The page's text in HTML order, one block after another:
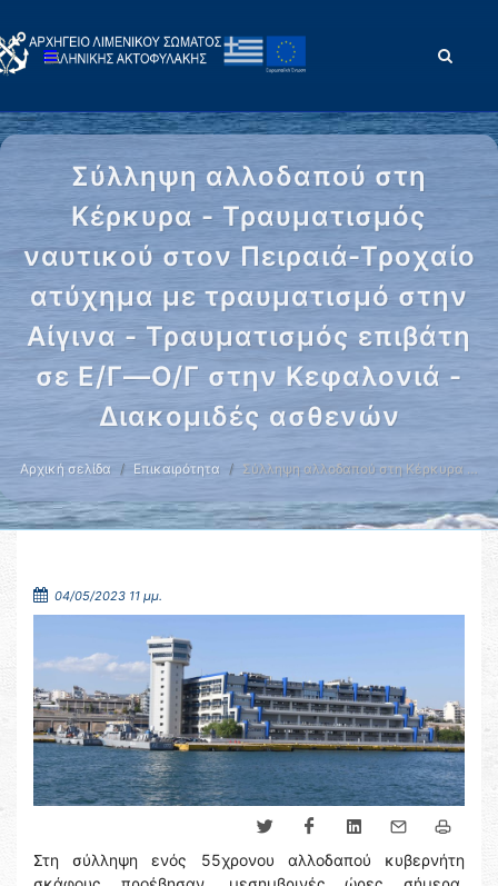
Σύλληψη αλλοδαπού στη
Κέρκυρα - Τραυματισμός
ναυτικού στον Πειραιά-Τροχαίο
ατύχημα με τραυματισμό στην
Αίγινα - Τραυματισμός επιβάτη
σε Ε/Γ—Ο/Γ στην Κεφαλονιά -
Διακομιδές ασθενών
Αρχική σελίδα Επικαιρότητα Σύλληψη αλλοδαπού στη Κέρκυρα …
04/05/2023 11 μμ.
Στη σύλληψη ενός 55χρονου αλλοδαπού κυβερνήτη